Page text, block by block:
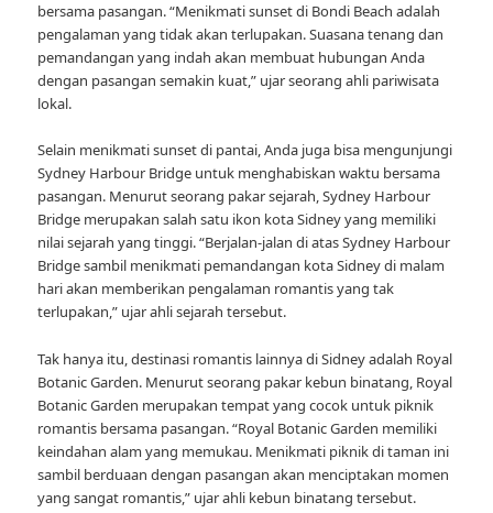
bersama pasangan. “Menikmati sunset di Bondi Beach adalah
pengalaman yang tidak akan terlupakan. Suasana tenang dan
pemandangan yang indah akan membuat hubungan Anda
dengan pasangan semakin kuat,” ujar seorang ahli pariwisata
lokal.
Selain menikmati sunset di pantai, Anda juga bisa mengunjungi
Sydney Harbour Bridge untuk menghabiskan waktu bersama
pasangan. Menurut seorang pakar sejarah, Sydney Harbour
Bridge merupakan salah satu ikon kota Sidney yang memiliki
nilai sejarah yang tinggi. “Berjalan-jalan di atas Sydney Harbour
Bridge sambil menikmati pemandangan kota Sidney di malam
hari akan memberikan pengalaman romantis yang tak
terlupakan,” ujar ahli sejarah tersebut.
Tak hanya itu, destinasi romantis lainnya di Sidney adalah Royal
Botanic Garden. Menurut seorang pakar kebun binatang, Royal
Botanic Garden merupakan tempat yang cocok untuk piknik
romantis bersama pasangan. “Royal Botanic Garden memiliki
keindahan alam yang memukau. Menikmati piknik di taman ini
sambil berduaan dengan pasangan akan menciptakan momen
yang sangat romantis,” ujar ahli kebun binatang tersebut.